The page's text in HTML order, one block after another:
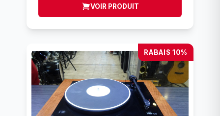
VOIR PRODUIT
RABAIS 10%